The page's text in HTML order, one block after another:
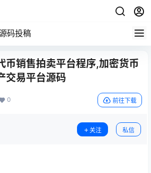
码投稿
币销售拍卖平台程序,加密货币
交易平台源码
0 前往下载
关注 私信